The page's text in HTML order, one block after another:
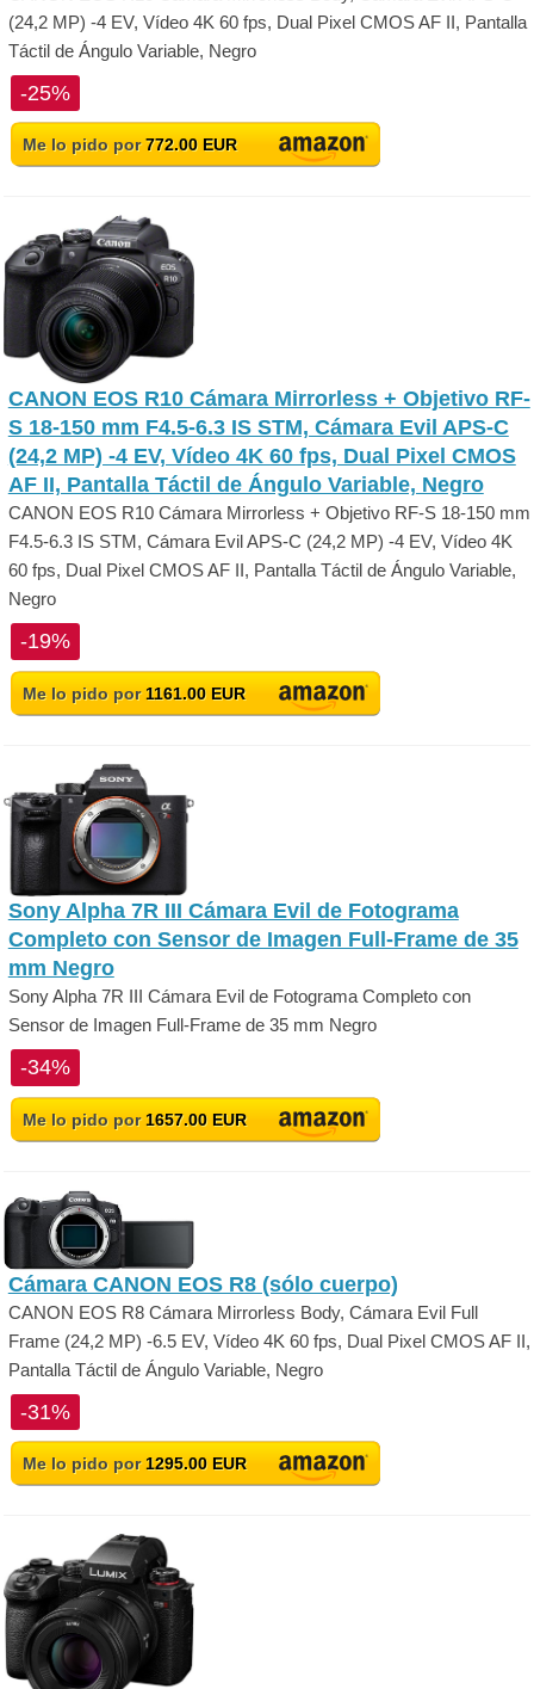
(24,2 MP) -4 EV, Vídeo 4K 60 fps, Dual Pixel CMOS AF II, Pantalla
Táctil de Ángulo Variable, Negro
-25%
Me lo pido por772.00 EUR
CANON EOS R10 Cámara Mirrorless + Objetivo RF-
S 18-150 mm F4.5-6.3 IS STM, Cámara Evil APS-C
(24,2 MP) -4 EV, Vídeo 4K 60 fps, Dual Pixel CMOS
AF II, Pantalla Táctil de Ángulo Variable, Negro
CANON EOS R10 Cámara Mirrorless + Objetivo RF-S 18-150 mm
F4.5-6.3 IS STM, Cámara Evil APS-C (24,2 MP) -4 EV, Vídeo 4K
60 fps, Dual Pixel CMOS AF II, Pantalla Táctil de Ángulo Variable,
Negro
-19%
Me lo pido por 1161.00 EUR
Sony Alpha 7R III Cámara Evil de Fotograma
Completo con Sensor de Imagen Full-Frame de 35
mm Negro
Sony Alpha 7R III Cámara Evil de Fotograma Completo con
Sensor de Imagen Full-Frame de 35 mm Negro
-34%
Me lo pido por 1657.00 EUR
Cámara CANON EOS R8 (sólo cuerpo)
CANON EOS R8 Cámara Mirrorless Body, Cámara Evil Full
Frame (24,2 MP) -6.5 EV, Vídeo 4K 60 fps, Dual Pixel CMOS AF II,
Pantalla Táctil de Ángulo Variable, Negro
-31%
Me lo pido por 1295.00 EUR